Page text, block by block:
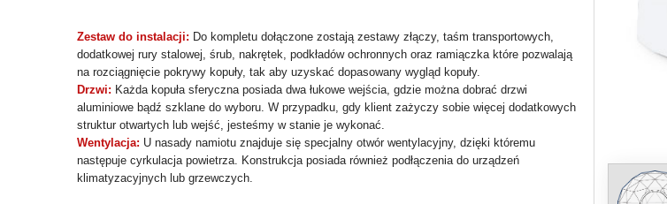
Zestaw do instalacji: Do kompletu dołączone zostają zestawy złączy, taśm transportowych,
dodatkowej rury stalowej, śrub, nakrętek, podkładów ochronnych oraz ramiączka które pozwalają
na rozciągnięcie pokrywy kopuły, tak aby uzyskać dopasowany wygląd kopuły.
Drzwi: Każda kopuła sferyczna posiada dwa łukowe wejścia, gdzie można dobrać drzwi
aluminiowe bądź szklane do wyboru. W przypadku, gdy klient zażyczy sobie więcej dodatkowych
struktur otwartych lub wejść, jesteśmy w stanie je wykonać.
Wentylacja: U nasady namiotu znajduje się specjalny otwór wentylacyjny, dzięki któremu
następuje cyrkulacja powietrza. Konstrukcja posiada również podłączenia do urządzeń
klimatyzacyjnych lub grzewczych.